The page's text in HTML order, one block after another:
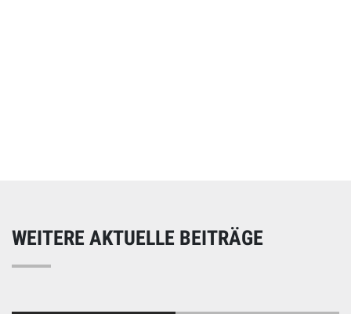
WEITERE AKTUELLE BEITRÄGE